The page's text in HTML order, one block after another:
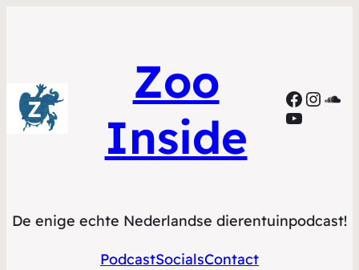
Zoo
Inside
De enige echte Nederlandse dierentuinpodcast!
PodcastSocialsContact